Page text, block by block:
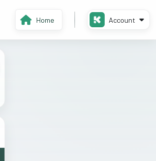
Home Account